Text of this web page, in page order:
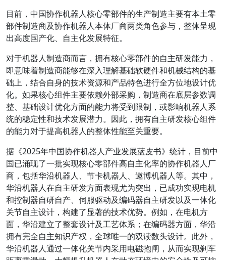
目前，中国协作机器人核心零部件的生产制造主要有本土零
部件制造商及协作机器人本体厂商两类角色参与，整体呈现
出高度国产化、自主化发展特征。
对于机器人制造商而言，拥有核心零部件的自主研发能力，
即意味着制造商能够在深入理解基础软硬件和机械结构的基
础上，结合自身的技术资源和产品特色进行全方位地设计优
化。如果核心组件主要依赖外部采购，制造商在底层参数调
整、基础设计优化方面的能力将受到限制，或影响机器人系
统的稳定性和技术发展潜力。因此，拥有自主研发核心组件
的能力对于提高机器人的整体性能至关重要。
据《2025年中国协作机器人产业发展蓝皮书》统计，目前中
国已涌现了一批实现核心零部件高自主化率的协作机器人厂
商，包括华沿机器人、节卡机器人、遨博机器人等。其中，
华沿机器人在自主研发方面表现尤为突出，已成功实现电机
和控制器自研自产、伺服驱动及编码器自主研发以及一体化
关节自主设计，构建了显著的技术优势。例如，在电机方
面，华沿建立了整套设计及工艺体系；在编码器方面，华沿
拥有完全自主知识产权，全球唯一的双读数头设计。此外，
华沿机器人通过一体化关节内采用电磁抱闸，从而实现刹车